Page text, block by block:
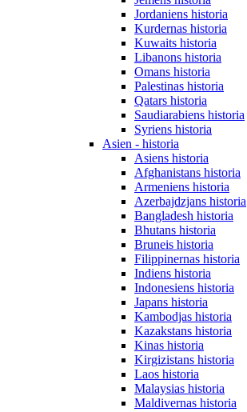
Jordaniens historia
Kurdernas historia
Kuwaits historia
Libanons historia
Omans historia
Palestinas historia
Qatars historia
Saudiarabiens historia
Syriens historia
Asien - historia
Asiens historia
Afghanistans historia
Armeniens historia
Azerbajdzjans historia
Bangladesh historia
Bhutans historia
Bruneis historia
Filippinernas historia
Indiens historia
Indonesiens historia
Japans historia
Kambodjas historia
Kazakstans historia
Kinas historia
Kirgizistans historia
Laos historia
Malaysias historia
Maldivernas historia